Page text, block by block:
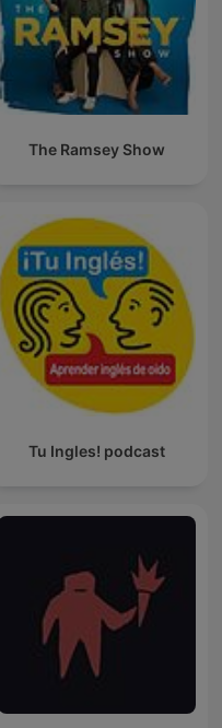
The Ramsey Show
Tu Ingles! podcast